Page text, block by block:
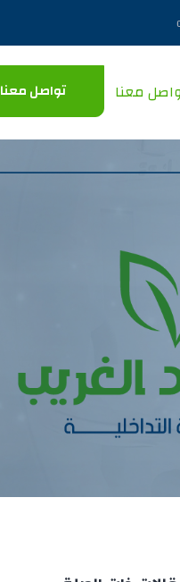
معنا تواصل معنا